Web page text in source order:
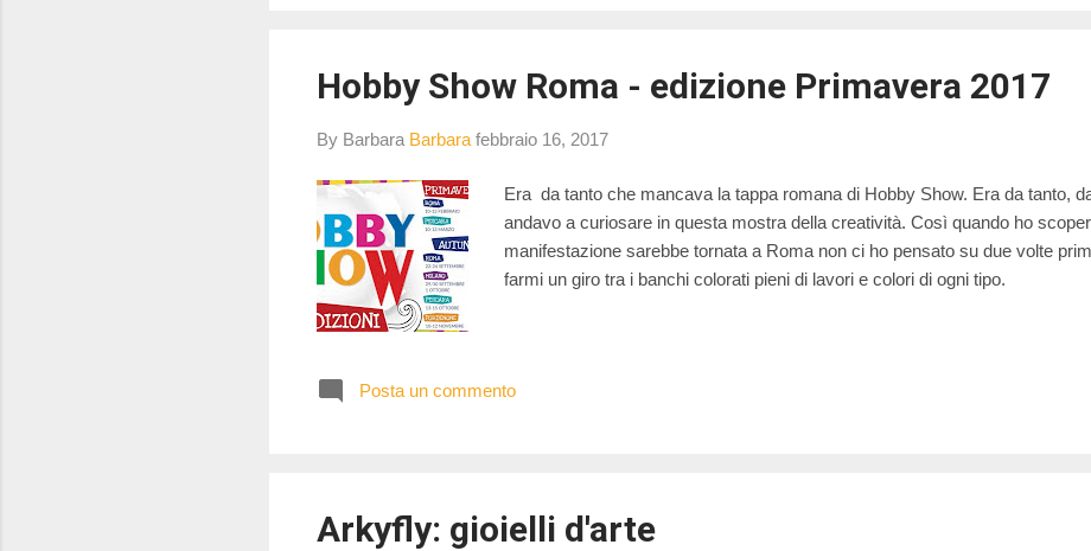
Hobby Show Roma - edizione Primavera 2017
By Barbara Barbara febbraio 16, 2017
Era da tanto che mancava la tappa romana di Hobby Show. Era da tanto,
andavo a curiosare in questa mostra della creatività. Così quando ho
manifestazione sarebbe tornata a Roma non ci ho pensato su due volte
farmi un giro tra i banchi colorati pieni di lavori e colori di ogni tipo.
Posta un commento
Arkyfly: gioielli d'arte